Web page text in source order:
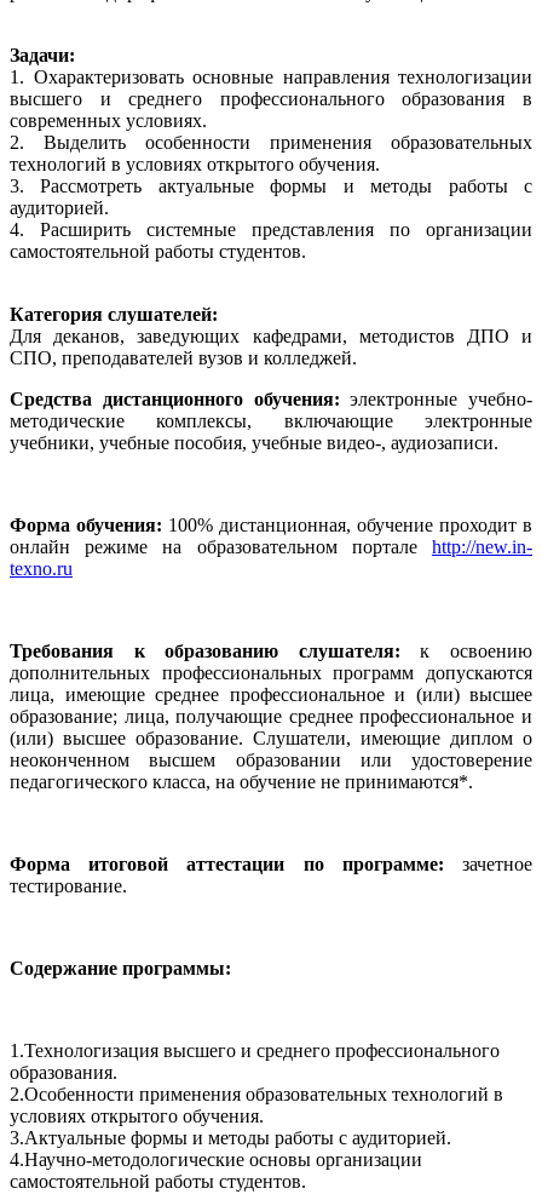
Задачи:
1. Охарактеризовать основные направления технологизации
высшего и среднего профессионального образования в
современных условиях.
2. Выделить особенности применения образовательных
технологий в условиях открытого обучения.
3. Рассмотреть актуальные формы и методы работы с
аудиторией.
4. Расширить системные представления по организации
самостоятельной работы студентов.
Категория слушателей:
Для деканов, заведующих кафедрами, методистов ДПО и
СПО, преподавателей вузов и колледжей.
Средства дистанционного обучения: электронные учебно-
методические комплексы, включающие электронные
учебники, учебные пособия, учебные видео-, аудиозаписи.
Форма обучения: 100% дистанционная, обучение проходит в
онлайн режиме на образовательном портале http://new.in-
texno.ru
Требования к образованию слушателя: к освоению
дополнительных профессиональных программ допускаются
лица, имеющие среднее профессиональное и (или) высшее
образование; лица, получающие среднее профессиональное и
(или) высшее образование. Слушатели, имеющие диплом о
неоконченном высшем образовании или удостоверение
педагогического класса, на обучение не принимаются*.
Форма итоговой аттестации по программе: зачетное
тестирование.
Содержание программы:
1.Технологизация высшего и среднего профессионального
образования.
2.Особенности применения образовательных технологий в
условиях открытого обучения.
3.Актуальные формы и методы работы с аудиторией.
4.Научно-методологические основы организации
самостоятельной работы студентов.